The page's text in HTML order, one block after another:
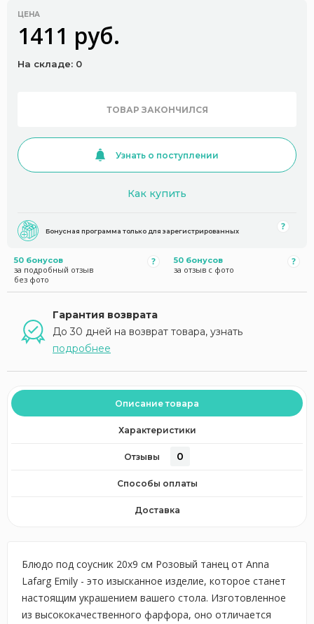
ЦЕНА
1411 руб.
На складе: 0
ТОВАР ЗАКОНЧИЛСЯ
Узнать о поступлении
Как купить
Бонусная программа только для зарегистрированных
50 бонусов
за подробный отзыв
без фото
50 бонусов
за отзыв с фото
Гарантия возврата
До 30 дней на возврат товара, узнать
подробнее
Описание товара
Характеристики
Отзывы 0
Способы оплаты
Доставка
Блюдо под соусник 20х9 см Розовый танец от Anna
Lafarg Emily - это изысканное изделие, которое станет
настоящим украшением вашего стола. Изготовленное
из высококачественного фарфора, оно отличается